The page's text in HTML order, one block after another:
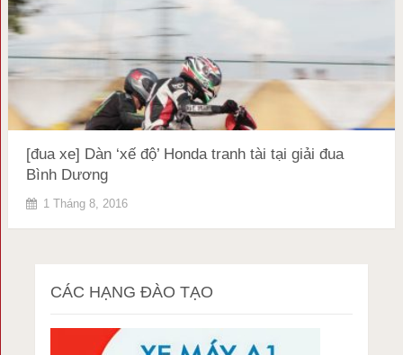
[đua xe] Dàn ‘xế độ’ Honda tranh tài tại giải đua
Bình Dương
1 Tháng 8, 2016
CÁC HẠNG ĐÀO TẠO